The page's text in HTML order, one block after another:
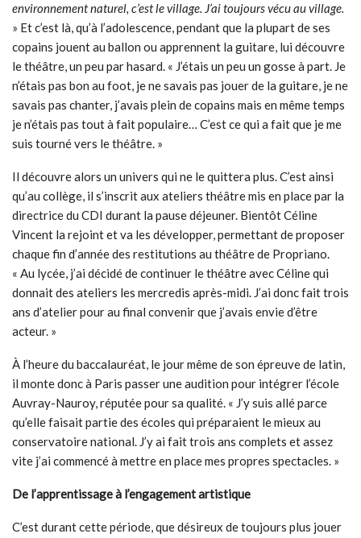
environnement naturel, c’est le village. J’ai toujours vécu au village.
» Et c’est là, qu’à l’adolescence, pendant que la plupart de ses
copains jouent au ballon ou apprennent la guitare, lui découvre
le théâtre, un peu par hasard. « J’étais un peu un gosse à part. Je
n’étais pas bon au foot, je ne savais pas jouer de la guitare, je ne
savais pas chanter, j’avais plein de copains mais en même temps
je n’étais pas tout à fait populaire… C’est ce qui a fait que je me
suis tourné vers le théâtre. »
Il découvre alors un univers qui ne le quittera plus. C’est ainsi
qu’au collège, il s’inscrit aux ateliers théâtre mis en place par la
directrice du CDI durant la pause déjeuner. Bientôt Céline
Vincent la rejoint et va les développer, permettant de proposer
chaque fin d’année des restitutions au théâtre de Propriano.
« Au lycée, j’ai décidé de continuer le théâtre avec Céline qui
donnait des ateliers les mercredis après-midi. J’ai donc fait trois
ans d’atelier pour au final convenir que j’avais envie d’être
acteur. »
À l’heure du baccalauréat, le jour même de son épreuve de latin,
il monte donc à Paris passer une audition pour intégrer l’école
Auvray-Nauroy, réputée pour sa qualité. « J’y suis allé parce
qu’elle faisait partie des écoles qui préparaient le mieux au
conservatoire national. J’y ai fait trois ans complets et assez
vite j’ai commencé à mettre en place mes propres spectacles. »
De l’apprentissage à l’engagement artistique
C’est durant cette période, que désireux de toujours plus jouer